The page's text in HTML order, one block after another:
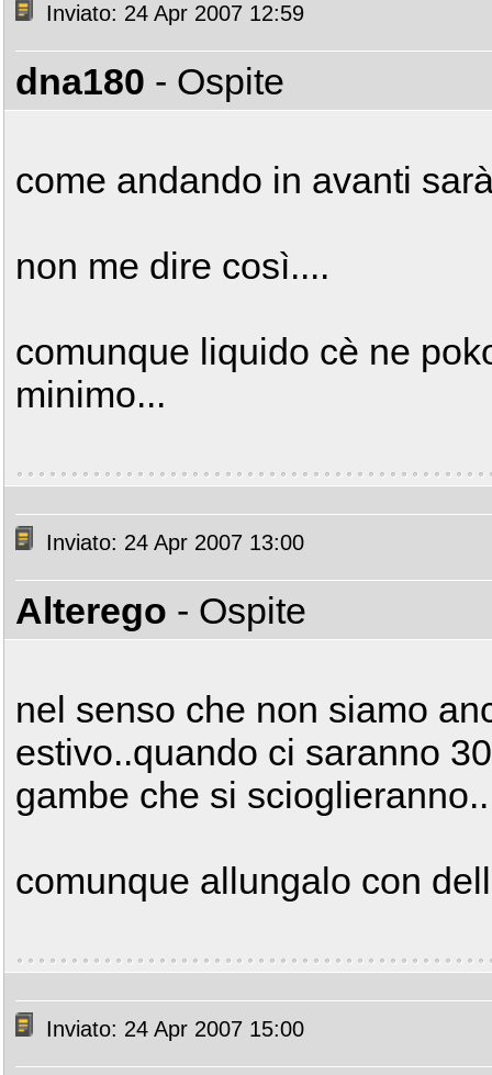
Inviato: 24 Apr 2007 12:59
dna180 - Ospite
come andando in avanti
non me dire così....
comunque liquido cè ne
minimo...
Inviato: 24 Apr 2007 13:00
Alterego - Ospite
nel senso che non siamo
estivo..quando ci saranno
gambe che si
comunque allungalo con
Inviato: 24 Apr 2007 15:00